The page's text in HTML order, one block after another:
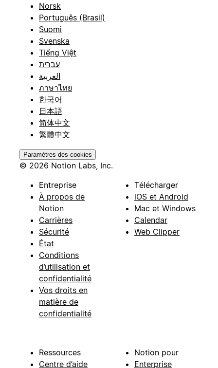
Norsk
Português (Brasil)
Suomi
Svenska
Tiếng Việt
עברית
العربية
ภาษาไทย
한국어
日本語
简体中文
繁體中文
Paramètres des cookies
© 2026 Notion Labs, Inc.
Entreprise
À propos de
Notion
Carrières
Sécurité
État
Conditions
d’utilisation et
confidentialité
Vos droits en
matière de
confidentialité
Télécharger
iOS et Android
Mac et Windows
Calendar
Web Clipper
Ressources
Centre d’aide
Notion pour
Enterprise